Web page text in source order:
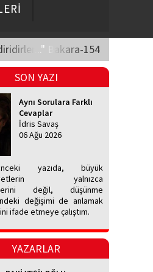
Bakara-154
SON YAZI
Aynı Sorulara Farklı
Cevaplar
İdris Savaş
06 Ağu 2026
yazıda, büyük
yalnızca
değil, düşünme
değişimi de anlamak
ifade etmeye çalıştım.
YAZARLAR